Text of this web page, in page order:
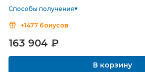
Способы получения
+1477 бонусов
163 904 ₽
В корзину